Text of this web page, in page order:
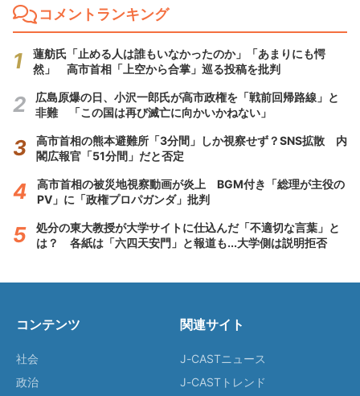
コメントランキング
蓮舫氏「止める人は誰もいなかったのか」「あまりにも愕
然」 高市首相「上空から合掌」巡る投稿を批判
広島原爆の日、小沢一郎氏が高市政権を「戦前回帰路線」と
非難 「この国は再び滅亡に向かいかねない」
高市首相の熊本避難所「3分間」しか視察せず？SNS拡散 内
閣広報官「51分間」だと否定
高市首相の被災地視察動画が炎上 BGM付き「総理が主役の
PV」に「政権プロパガンダ」批判
処分の東大教授が大学サイトに仕込んだ「不適切な言葉」と
は？ 各紙は「六四天安門」と報道も...大学側は説明拒否
コンテンツ
社会
政治
関連サイト
J-CASTニュース
J-CASTトレンド